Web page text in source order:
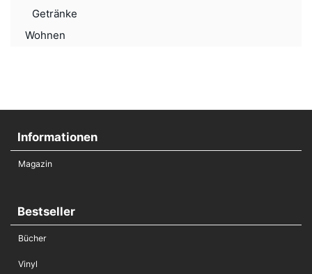
Getränke
Wohnen
Informationen
Magazin
Bestseller
Bücher
Vinyl